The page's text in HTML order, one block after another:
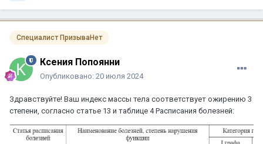
Специалист ПризываНет
Ксения Попоянни
Опубликовано: 20 июля 2024
Здравствуйте! Ваш индекс массы тела соответствует ожирению 3
степени, согласно статье 13 и таблице 4 Расписания болезней: